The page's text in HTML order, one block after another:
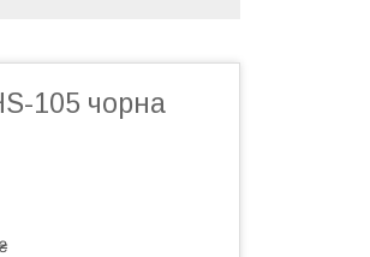
105 чорна